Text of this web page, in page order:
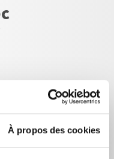
À propos des cookies
et basse pression a
une adaptabilité
de nettoyage.
de passer en